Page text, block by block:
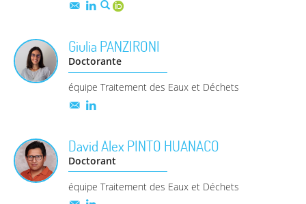
Giulia PANZIRONI
Doctorante
équipe Traitement des Eaux et Déchets
David Alex PINTO HUANACO
Doctorant
équipe Traitement des Eaux et Déchets